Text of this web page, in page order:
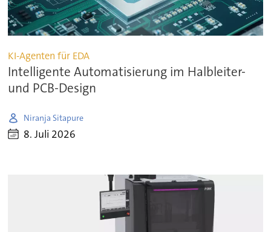
KI-Agenten für EDA
Intelligente Automatisierung im Halbleiter-
und PCB-Design
Niranja Sitapure
8. Juli 2026